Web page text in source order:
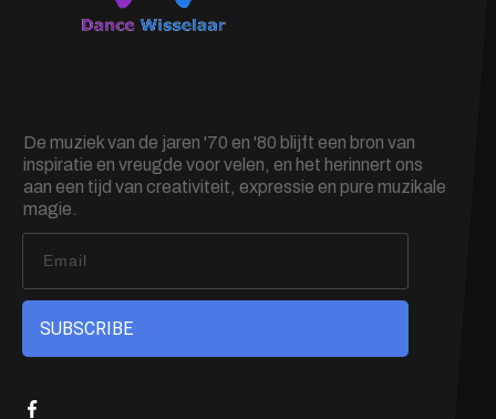
De muziek van de jaren '70 en '80 blijft een bron van
inspiratie en vreugde voor velen, en het herinnert ons
aan een tijd van creativiteit, expressie en pure muzikale
magie.
SUBSCRIBE